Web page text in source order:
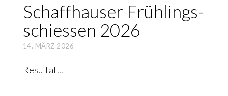
Schaff­hau­ser Früh­lings­
schies­sen 2026
14. MÄRZ 2026
Resultat